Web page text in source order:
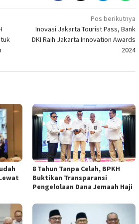
Pos berikutnya
Inovasi Jakarta Tourist Pass, Bank
DKI Raih Jakarta Innovation Awards
2024
​8 Tahun Tanpa Celah, BPKH
Buktikan Transparansi
Pengelolaan Dana Jemaah Haji